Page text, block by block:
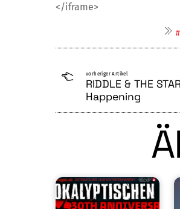
</iframe>
vorheriger Artikel
RIDDLE & THE
Happening